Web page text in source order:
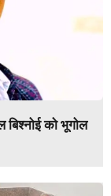
को भूगोल